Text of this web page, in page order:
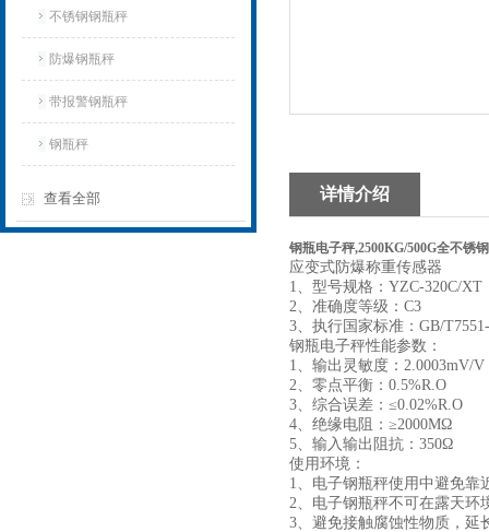
不锈钢钢瓶秤
防爆钢瓶秤
带报警钢瓶秤
钢瓶秤
查看全部 详情介绍
钢瓶电子秤,2500KG/500G全不锈
应变式防爆称重传感器
1、型号规格：YZC-320C/XT
2、准确度等级：C3
3、执行国家标准：GB/
钢瓶电子秤性能参数：
1、输出灵敏度：2.0003mV/V
2、零点平衡：0.5%R.O
3、综合误差：≤0.02%R.O
4、绝缘电阻：≥2000MΩ
5、输入输出阻抗：350Ω
使用环境：
1、电子钢瓶秤使用中避免靠
2、电子钢瓶秤不可在露天环
3、避免接触腐蚀性物质，延